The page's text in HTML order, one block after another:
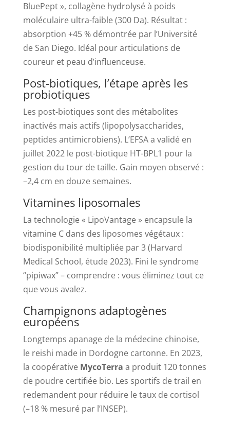
BluePept », collagène hydrolysé à poids
moléculaire ultra-faible (300 Da). Résultat :
absorption +45 % démontrée par l’Université
de San Diego. Idéal pour articulations de
coureur et peau d’influenceuse.
Post-biotiques, l’étape après les
probiotiques
Les post-biotiques sont des métabolites
inactivés mais actifs (lipopolysaccharides,
peptides antimicrobiens). L’EFSA a validé en
juillet 2022 le post-biotique HT-BPL1 pour la
gestion du tour de taille. Gain moyen observé :
–2,4 cm en douze semaines.
Vitamines liposomales
La technologie « LipoVantage » encapsule la
vitamine C dans des liposomes végétaux :
biodisponibilité multipliée par 3 (Harvard
Medical School, étude 2023). Fini le syndrome
“pipiwax” – comprendre : vous éliminez tout ce
que vous avalez.
Champignons adaptogènes
européens
Longtemps apanage de la médecine chinoise,
le reishi made in Dordogne cartonne. En 2023,
la coopérative MycoTerra a produit 120 tonnes
de poudre certifiée bio. Les sportifs de trail en
redemandent pour réduire le taux de cortisol
(–18 % mesuré par l’INSEP).